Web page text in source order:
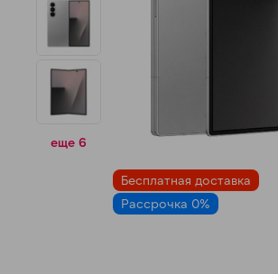
еще 6
Бесплатная доставка
Рассрочка 0%